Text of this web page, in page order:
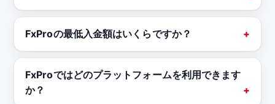
FxProの最低入金額はいくらですか？
FxProではどのプラットフォームを利用できます
か？